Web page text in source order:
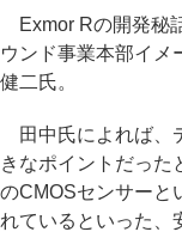
Exmor Rの開発秘
ウンド事業本部イメ
健二氏。
田中氏によれば、
きなポイントだった
のCMOSセンサーと
れているといった、